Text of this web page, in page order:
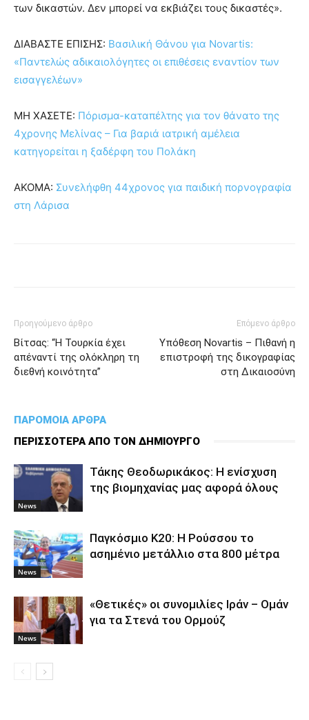
των δικαστών. Δεν μπορεί να εκβιάζει τους δικαστές».
ΔΙΑΒΑΣΤΕ ΕΠΙΣΗΣ: Βασιλική Θάνου για Novartis:
«Παντελώς αδικαιολόγητες οι επιθέσεις εναντίον των
εισαγγελέων»
ΜΗ ΧΑΣΕΤΕ: Πόρισμα-καταπέλτης για τον θάνατο της
4χρονης Μελίνας – Για βαριά ιατρική αμέλεια
κατηγορείται η ξαδέρφη του Πολάκη
ΑΚΟΜΑ: Συνελήφθη 44χρονος για παιδική πορνογραφία
στη Λάρισα
Προηγούμενο άρθρο
Βίτσας: “Η Τουρκία έχει
απέναντί της ολόκληρη τη
διεθνή κοινότητα”
Επόμενο άρθρο
Υπόθεση Novartis – Πιθανή η
επιστροφή της δικογραφίας
στη Δικαιοσύνη
ΠΑΡΟΜΟΙΑ ΑΡΘΡΑ
ΠΕΡΙΣΣΟΤΕΡΑ ΑΠΟ ΤΟΝ ΔΗΜΙΟΥΡΓΟ
News
Τάκης Θεοδωρικάκος: Η ενίσχυση
της βιομηχανίας μας αφορά όλους
News
Παγκόσμιο Κ20: Η Ρούσσου το
ασημένιο μετάλλιο στα 800 μέτρα
News
«Θετικές» οι συνομιλίες Ιράν – Ομάν
για τα Στενά του Ορμούζ